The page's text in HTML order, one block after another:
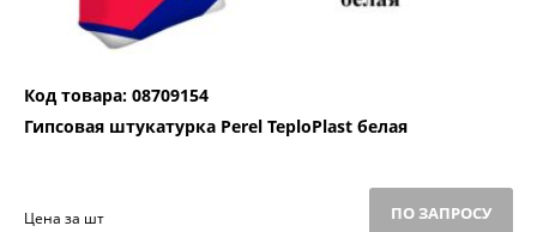
Код товара: 08709154
Гипсовая штукатурка Perel TeploPlast белая
Цена за шт ПО ЗАПРОСУ